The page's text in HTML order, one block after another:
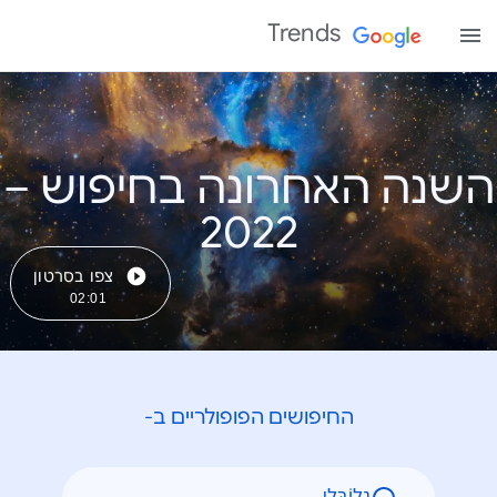
Trends
השנה האחרונה בחיפוש –
‏2022
צפו בסרטון
02:01
החיפושים הפופולריים ב-